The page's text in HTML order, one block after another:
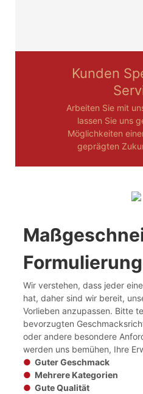
Kunden
Arbeiten Sie mit
lassen Sie uns
Möglichkeiten
geprägten
Wir verstehen, dass jeder
hat, daher sind wir bereit,
Vorlieben anzupassen. Bitte
bevorzugten
oder andere besondere
werden uns bemühen, Ihre
● Guter Geschmack
● Mehrere Kategorien
● Gute Qualität